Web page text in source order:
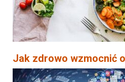
Jak zdrowo wzmocnić